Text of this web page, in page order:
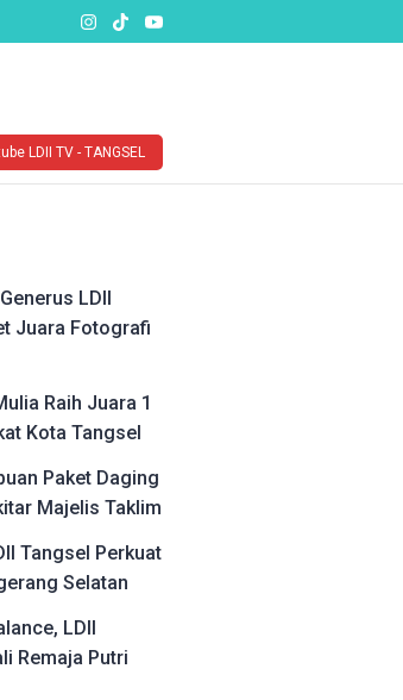
LDII TV - TANGSEL
LDII
Juara Fotografi
Raih Juara 1
Kota Tangsel
Paket Daging
Majelis Taklim
Tangsel Perkuat
Selatan
LDII
Remaja Putri